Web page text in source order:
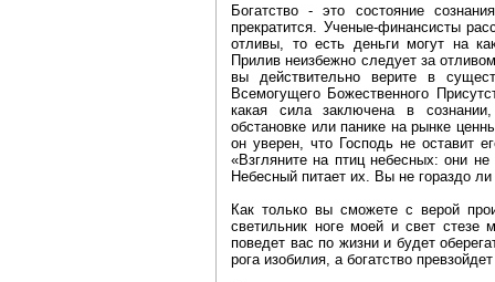
Богатство - это состояние
прекратится. Ученые-финансисты
отливы, то есть деньги могут на
Прилив неизбежно следует за
вы действительно верите в
Всемогущего Божественного
какая сила заключена в
обстановке или панике на рынке
он уверен, что Господь не оставит
«Взгляните на птиц небесных: они
Небесный питает их. Вы не гораздо
Как только вы сможете с верой
светильник ноге моей и свет стезе
поведет вас по жизни и будет
рога изобилия, а богатство